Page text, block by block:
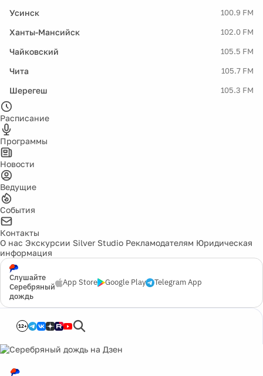
Усинск 100.9 FM
Ханты-Мансийск 102.0 FM
Чайковский 105.5 FM
Чита 105.7 FM
Шерегеш 105.3 FM
Расписание
Программы
Новости
Ведущие
События
Контакты
О нас Экскурсии Silver Studio Рекламодателям Юридическая
информация
Слушайте
Серебряный
дождь
App Store Google Play Telegram App
12+